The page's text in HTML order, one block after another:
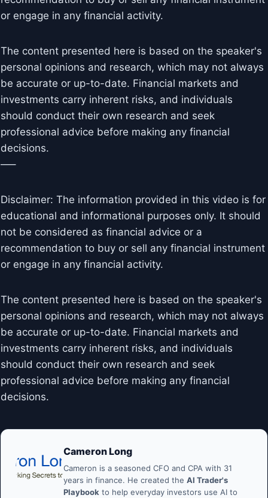
or engage in any financial activity.
The content presented here is based on the speaker's
personal opinions and research, which may not always
be accurate or up-to-date. Financial markets and
investments carry inherent risks, and individuals
should conduct their own research and seek
professional advice before making any financial
decisions.
—–
Disclaimer: The information provided in this video is for
educational and informational purposes only. It should
not be considered as financial advice or a
recommendation to buy or sell any financial instrument
or engage in any financial activity.
The content presented here is based on the speaker's
personal opinions and research, which may not always
be accurate or up-to-date. Financial markets and
investments carry inherent risks, and individuals
should conduct their own research and seek
professional advice before making any financial
decisions.
Cameron Long
Cameron is a seasoned CFO and CPA with 31
years in finance. He created the AI Trader's
Playbook to help everyday investors use AI to